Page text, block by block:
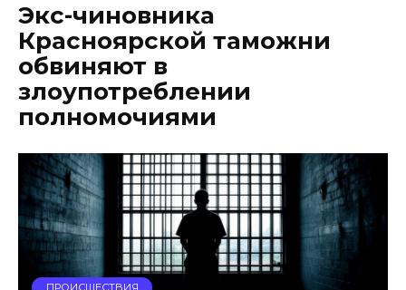
Экс-чиновника
Красноярской таможни
обвиняют в
злоупотреблении
полномочиями
ПРОИСШЕСТВИЯ